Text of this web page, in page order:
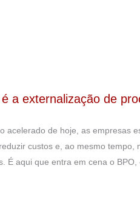
a externalização de
acelerado de hoje, as empresas
custos e, ao mesmo
É aqui que entra em cena o